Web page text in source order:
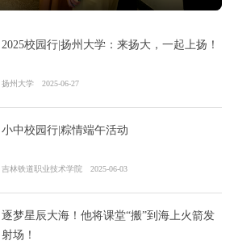
2025校园行|扬州大学：来扬大，一起上扬！
扬州大学 2025-06-27
小中校园行|粽情端午活动
吉林铁道职业技术学院 2025-06-03
逐梦星辰大海！他将课堂“搬”到海上火箭发
射场！